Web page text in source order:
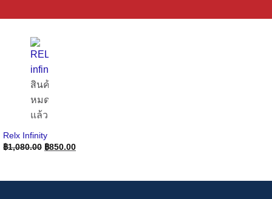
สินค้า
หมด
แล้ว
Relx Infinity
฿1,080.00 Original
price
฿850.00Current
price